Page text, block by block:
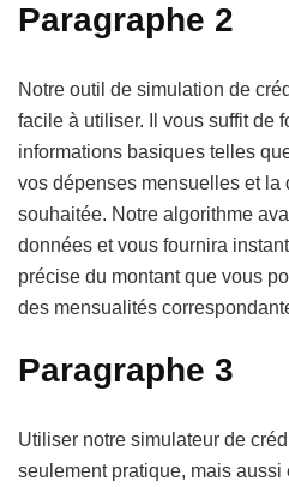
Paragraphe 2
Notre outil de simulation de
facile à utiliser. Il vous suffit de
informations basiques telles
vos dépenses mensuelles et la
souhaitée. Notre algorithme
données et vous fournira
précise du montant que vous
des mensualités
Paragraphe 3
Utiliser notre simulateur de
seulement pratique, mais aussi